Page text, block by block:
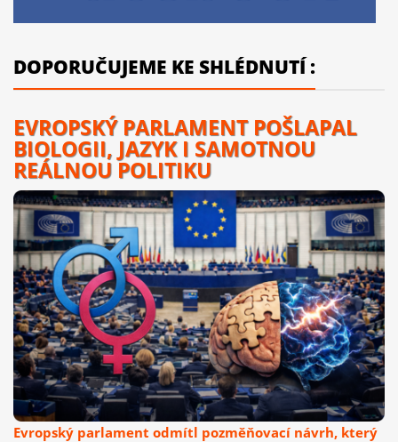
DOPORUČUJEME KE SHLÉDNUTÍ :
EVROPSKÝ PARLAMENT POŠLAPAL
BIOLOGII, JAZYK I SAMOTNOU
REÁLNOU POLITIKU
Evropský parlament odmítl pozměňovací návrh, který